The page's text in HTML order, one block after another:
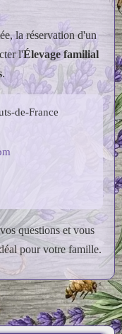
la réservation d'un
l'Élevage familial
.
de-France
questions et vous
pour votre famille.